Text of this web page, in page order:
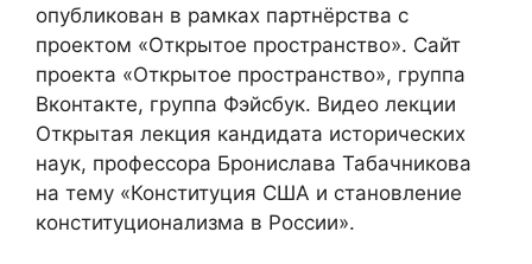
опубликован в рамках партнёрства с
проектом «Открытое пространство». Сайт
проекта «Открытое пространство», группа
Вконтакте, группа Фэйсбук. Видео лекции
Открытая лекция кандидата исторических
наук, профессора Бронислава Табачникова
на тему «Конституция США и становление
конституционализма в России».